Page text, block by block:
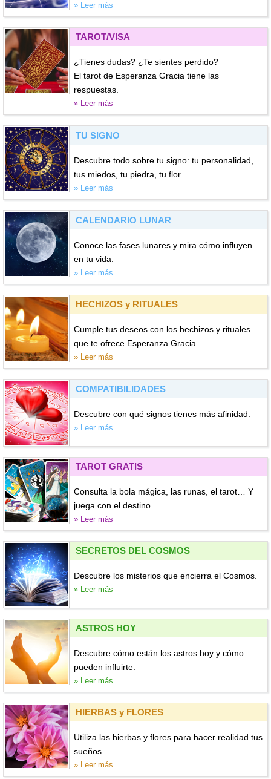
» Leer más
TAROT/VISA
¿Tienes dudas? ¿Te sientes perdido?
El tarot de Esperanza Gracia tiene las
respuestas.
» Leer más
TU SIGNO
Descubre todo sobre tu signo: tu personalidad,
tus miedos, tu piedra, tu flor…
» Leer más
CALENDARIO LUNAR
Conoce las fases lunares y mira cómo influyen
en tu vida.
» Leer más
HECHIZOS y RITUALES
Cumple tus deseos con los hechizos y rituales
que te ofrece Esperanza Gracia.
» Leer más
COMPATIBILIDADES
Descubre con qué signos tienes más afinidad.
» Leer más
TAROT GRATIS
Consulta la bola mágica, las runas, el tarot… Y
juega con el destino.
» Leer más
SECRETOS DEL COSMOS
Descubre los misterios que encierra el Cosmos.
» Leer más
ASTROS HOY
Descubre cómo están los astros hoy y cómo
pueden influirte.
» Leer más
HIERBAS y FLORES
Utiliza las hierbas y flores para hacer realidad tus
sueños.
» Leer más